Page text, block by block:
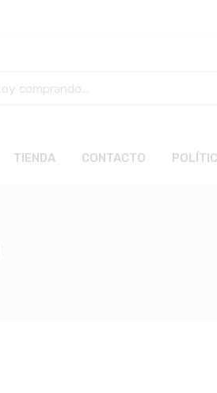
TIENDA CONTACTO